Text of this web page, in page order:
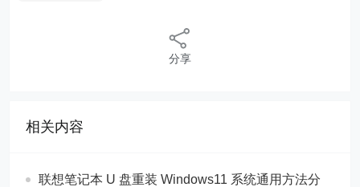
分享
相关内容
联想笔记本 U 盘重装 Windows11 系统通用方法分